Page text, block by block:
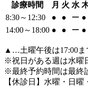
診療時間 月 火 水
8:30～12:30
● ● ー ●
14:00～18:00 ● ● ー ●
▲…土曜午後は17:00ま
※祝日がある週は水曜
※最終予約時間は最終
【休診日】水曜・日曜